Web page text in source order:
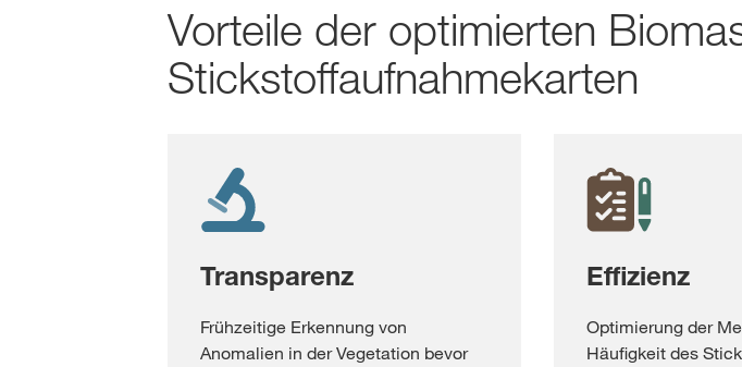
Vorteile der optimierten
Stickstoffaufnahmekarten
Transparenz
Frühzeitige Erkennung von
Anomalien in der Vegetation bevor
Effizienz
Optimierung der
Häufigkeit des